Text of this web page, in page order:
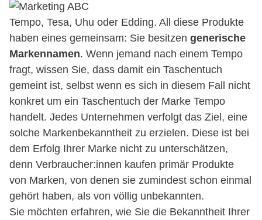
Tempo, Tesa, Uhu oder Edding. All diese Produkte
haben eines gemeinsam: Sie besitzen generische
Markennamen. Wenn jemand nach einem Tempo
fragt, wissen Sie, dass damit ein Taschentuch
gemeint ist, selbst wenn es sich in diesem Fall nicht
konkret um ein Taschentuch der Marke Tempo
handelt. Jedes Unternehmen verfolgt das Ziel, eine
solche Markenbekanntheit zu erzielen. Diese ist bei
dem Erfolg Ihrer Marke nicht zu unterschätzen,
denn Verbraucher:innen kaufen primär Produkte
von Marken, von denen sie zumindest schon einmal
gehört haben, als von völlig unbekannten.
Sie möchten erfahren, wie Sie die Bekanntheit Ihrer